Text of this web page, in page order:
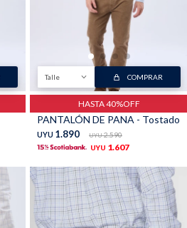
Talle COMPRAR
HASTA 40%OFF
PANTALÓN DE PANA - Tostado
UYU 1.890 UYU 2.590
UYU 1.607
Chalecos
Jeans